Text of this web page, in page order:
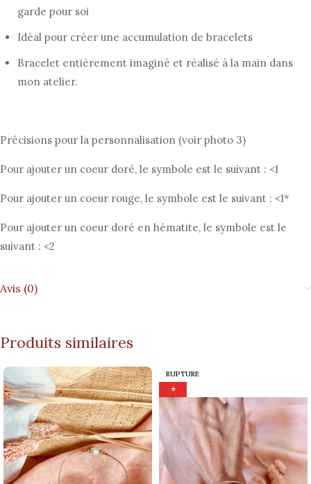
garde pour soi
Idéal pour créer une accumulation de bracelets
Bracelet entièrement imaginé et réalisé à la main dans
mon atelier.
Précisions pour la personnalisation (voir photo 3)
Pour ajouter un coeur doré, le symbole est le suivant : <1
Pour ajouter un coeur rouge, le symbole est le suivant : <1*
Pour ajouter un coeur doré en hématite, le symbole est le
suivant : <2
Avis (0)
Produits similaires
RUPTURE
⭐